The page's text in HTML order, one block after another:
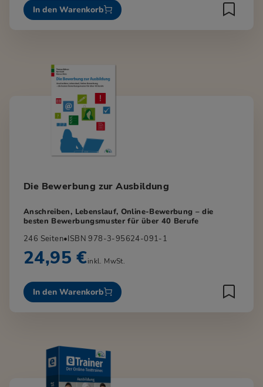
In den Warenkorb
Die Bewerbung zur Ausbildung
Anschreiben, Lebenslauf, Online-Bewerbung – die
besten Bewerbungsmuster für über 40 Berufe
246 Seiten•ISBN 978-3-95624-091-1
24,95 €inkl. MwSt.
In den Warenkorb